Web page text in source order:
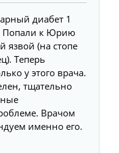
диабет 1
Попали к Юрию
язвой (на стопе
Теперь
у этого врача.
тщательно
Врачом
именно его.